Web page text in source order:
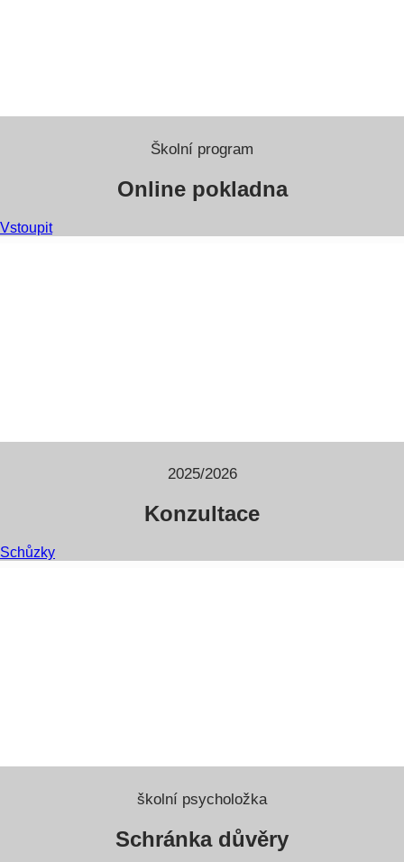
Školní program
Online pokladna
Vstoupit
2025/2026
Konzultace
Schůzky
školní psycholožka
Schránka důvěry